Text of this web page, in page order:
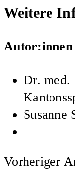
Weitere
Autor:innen
Dr. med.
Susanne
Vorheriger